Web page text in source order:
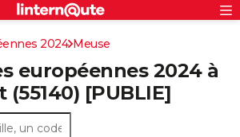
S'inscrire
Connexion
2024 Meuse
européennes 2024 à
[PUBLIE]